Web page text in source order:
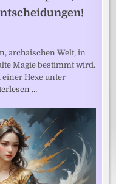
archaischen Welt, in
Magie bestimmt wird.
Hexe unter
…